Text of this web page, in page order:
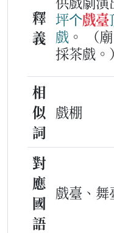
釋
義
坪个戲臺
戲 。
（
採茶戲。）
相
似
詞
戲棚
對
應
國
語
戲臺、舞